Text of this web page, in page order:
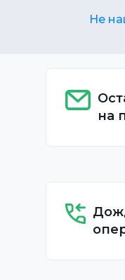
Не
на